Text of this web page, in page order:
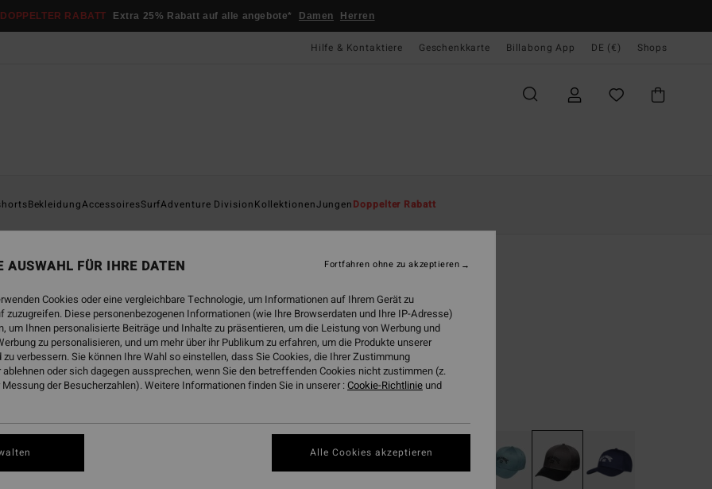
DOPPELTER RABATT Extra 25% Rabatt auf alle angebote* Damen Herren
Hilfe & Kontaktiere Geschenkkarte Billabong App DE (€) Shops
BekleidungAccessoiresSurfAdventure DivisionKollektionenJungenDoppelter Rabatt
Arch
25,95 €
47%
13,63 €
SALE
DOPPELTER RABATT EXTRA 25%
AUSWAHL FÜR IHRE DATEN
Cookies oder eine vergleichbare Technologie, um Informationen auf Ihrem Gerät zu
zuzugreifen. Diese personenbezogenen Informationen (wie Ihre Browserdaten und Ihre IP-Adresse)
um Ihnen personalisierte Beiträge und Inhalte zu präsentieren, um die Leistung von Werbung und
zu personalisieren, und um mehr über ihr Publikum zu erfahren, um die Produkte unserer
verbessern. Sie können Ihre Wahl so einstellen, dass Sie Cookies, die Ihrer Zustimmung
oder sich dagegen aussprechen, wenn Sie den betreffenden Cookies nicht zustimmen (z.
der Besucherzahlen). Weitere Informationen finden Sie in unserer :Cookie-Richtlinie und
Fortfahren ohne zu akzeptieren
Alle Cookies akzeptieren